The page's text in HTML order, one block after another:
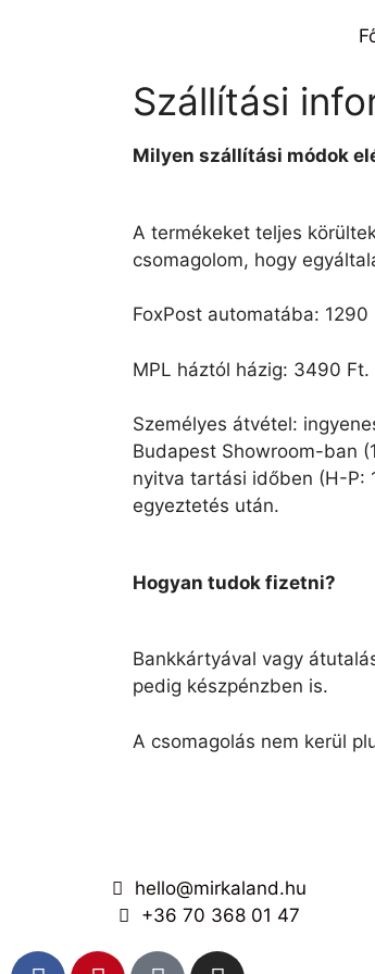
Szállítási
Milyen szállítási módok
A termékeket teljes
csomagolom, hogy
FoxPost automatába: 1290
MPL háztól házig: 3490 Ft.
Személyes átvétel:
Budapest Showroom-ban
nyitva tartási időben (H-P:
egyeztetés után.
Hogyan tudok fizetni?
Bankkártyával vagy
pedig készpénzben is.
A csomagolás nem kerül
hello@mirkaland.hu
+36 70 368 01 47